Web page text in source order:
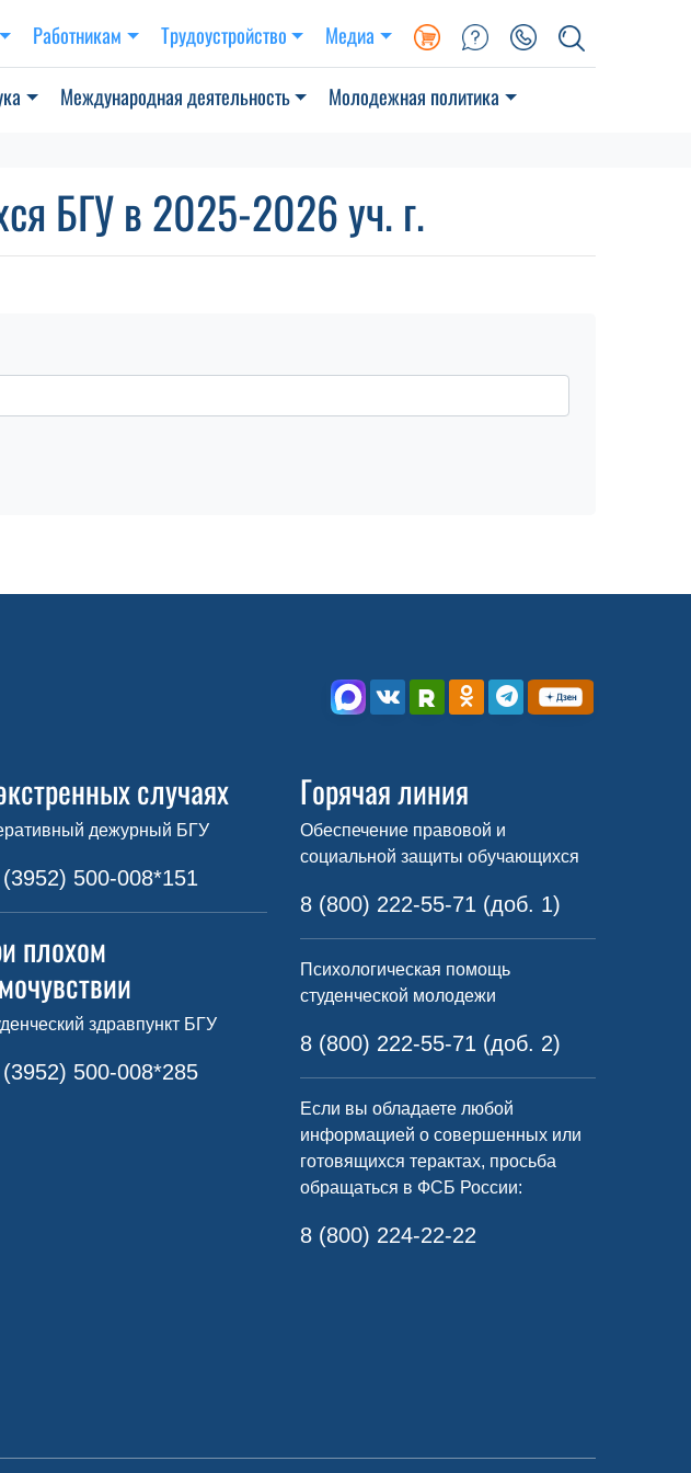
Работникам Трудоустройство Медиа
Международная деятельность Молодежная политика
БГУ в 2025-2026 уч. г.
случаях
дежурный БГУ
500-008*151
плохом
здравпункт БГУ
500-008*285
Горячая линия
Обеспечение правовой и
социальной защиты обучающихся
8 (800) 222-55-71 (доб. 1)
Психологическая помощь
студенческой молодежи
8 (800) 222-55-71 (доб. 2)
Если вы обладаете любой
информацией о совершенных или
готовящихся терактах, просьба
обращаться в ФСБ России:
8 (800) 224-22-22